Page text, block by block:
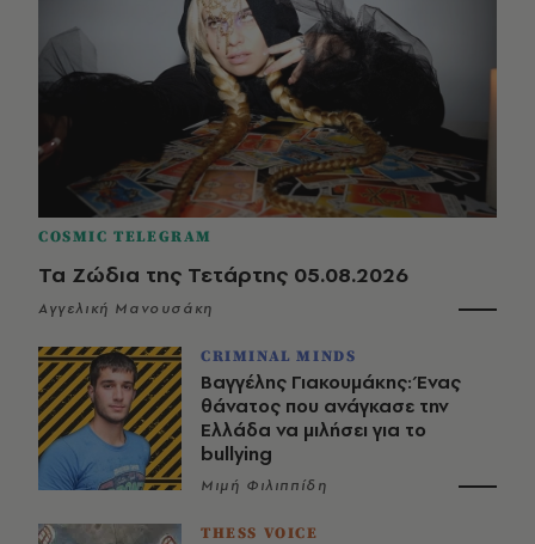
COSMIC TELEGRAM
Τα Ζώδια της Τετάρτης 05.08.2026
Αγγελική Μανουσάκη
CRIMINAL MINDS
Βαγγέλης Γιακουμάκης: Ένας
θάνατος που ανάγκασε την
Ελλάδα να μιλήσει για το
bullying
Μιμή Φιλιππίδη
THESS VOICE